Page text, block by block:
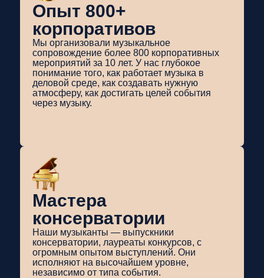
Опыт 800+
корпоративов
Мы организовали музыкальное
сопровождение более 800 корпоративных
мероприятий за 10 лет. У нас глубокое
понимание того, как работает музыка в
деловой среде, как создавать нужную
атмосферу, как достигать целей события
через музыку.
Мастера
консерватории
Наши музыканты — выпускники
консерватории, лауреаты конкурсов, с
огромным опытом выступлений. Они
исполняют на высочайшем уровне,
независимо от типа события.